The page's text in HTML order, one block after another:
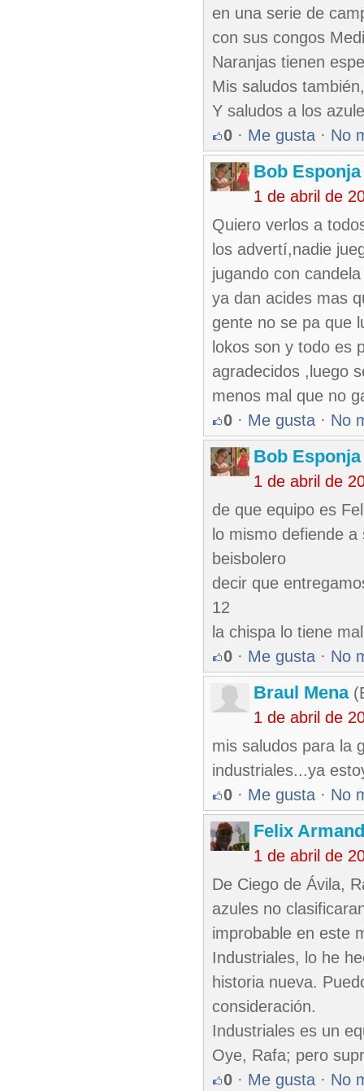
en una serie de
con sus congos
Naranjas tienen
Mis saludos
Y saludos a los
0 · Me gusta · No
Bob
1 de abril de
Quiero verlos a
los advertí,nadie
jugando con
ya dan acides mas
gente no se pa que
lokos son y todo es
agradecidos ,luego
menos mal que no
0 · Me gusta · No
Bob
1 de abril de
de que equipo es
lo mismo defiende
beisbolero
decir que
12
la chispa lo tiene
0 · Me gusta · No
Braul Mena
1 de abril de
mis saludos para la
industriales...ya
0 · Me gusta · No
Felix
1 de abril de
De Ciego de Ávila,
azules no
improbable en este
Industriales, lo he
historia nueva.
consideración.
Industriales es un
Oye, Rafa; pero
0 · Me gusta · No